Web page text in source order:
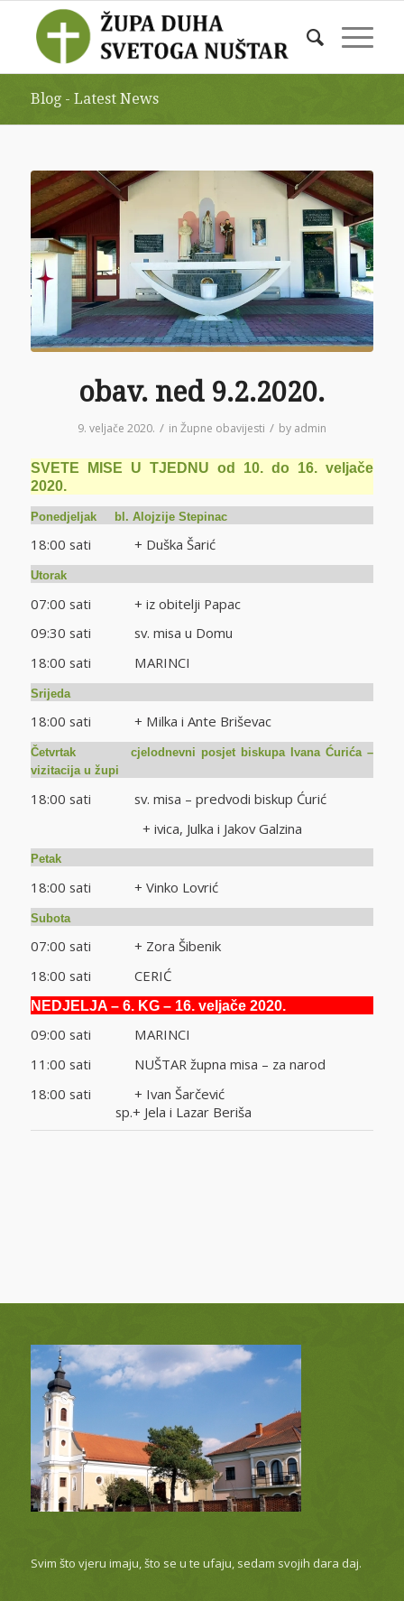
Blog - Latest News
obav. ned 9.2.2020.
9. veljače 2020. / in Župne obavijesti / by admin
SVETE MISE U TJEDNU od 10. do 16. veljače
2020.
Ponedjeljak bl. Alojzije Stepinac
18:00 sati + Duška Šarić
Utorak
07:00 sati + iz obitelji Papac
09:30 sati sv. misa u Domu
18:00 sati MARINCI
Srijeda
18:00 sati + Milka i Ante Briševac
Četvrtak cjelodnevni posjet biskupa Ivana Ćurića –
vizitacija u župi
18:00 sati sv. misa – predvodi biskup Ćurić
+ ivica, Julka i Jakov Galzina
Petak
18:00 sati + Vinko Lovrić
Subota
07:00 sati + Zora Šibenik
18:00 sati CERIĆ
NEDJELJA – 6. KG – 16. veljače 2020.
09:00 sati MARINCI
11:00 sati NUŠTAR župna misa – za narod
18:00 sati + Ivan Šarčević
sp.+ Jela i Lazar Beriša
Svim što vjeru imaju, što se u te ufaju, sedam svojih dara daj.